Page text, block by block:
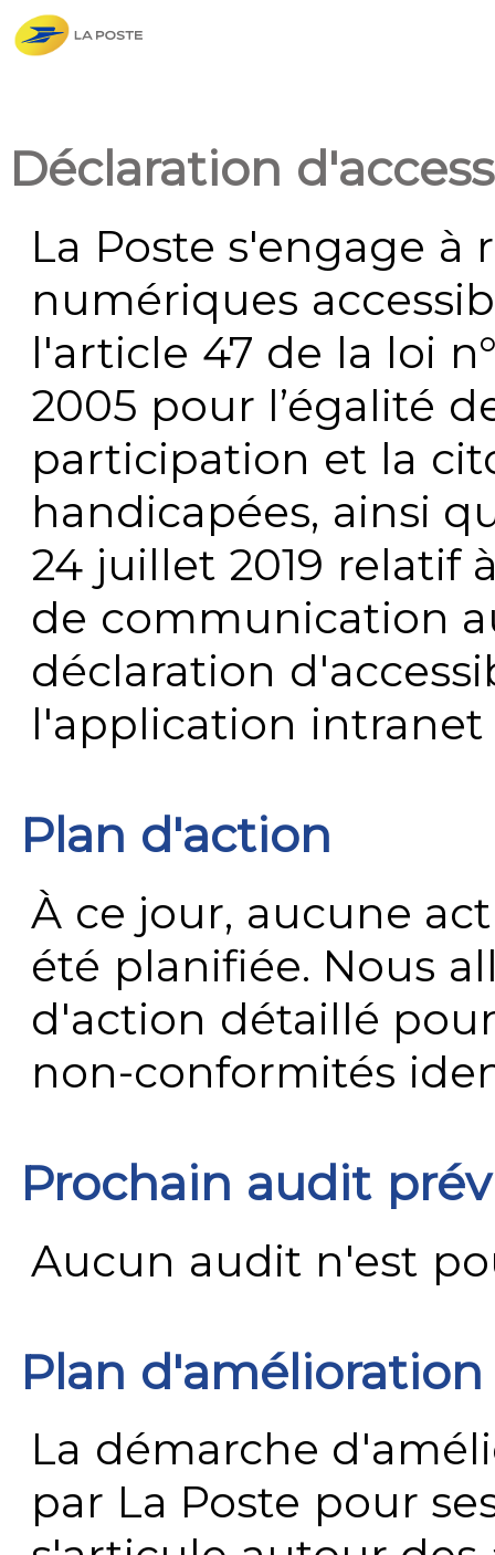
Déclaration
La Poste s'engage à
numériques
l'article 47 de la loi
2005 pour l’égalité
participation et la
handicapées, ainsi
24 juillet 2019 relatif
de communication
déclaration
l'application
Plan d'action
À ce jour, aucune
été planifiée. Nous
d'action détaillé
non-conformités
Prochain audit
Aucun audit n'est
Plan
La démarche
par La Poste pour